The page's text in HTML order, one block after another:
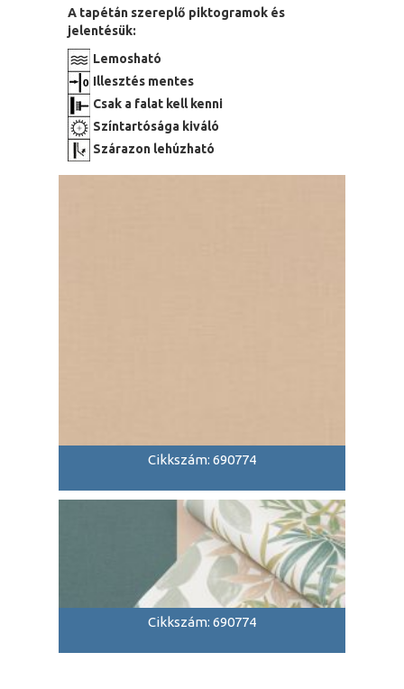
A tapétán szereplő piktogramok és
jelentésük:
Lemosható
Illesztés mentes
Csak a falat kell kenni
Színtartósága kiváló
Szárazon lehúzható
Cikkszám: 690774
Cikkszám: 690774